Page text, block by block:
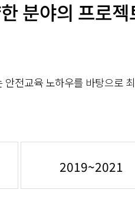
분야의 프로
안전교육 노하우를 바탕으로
2019~2021